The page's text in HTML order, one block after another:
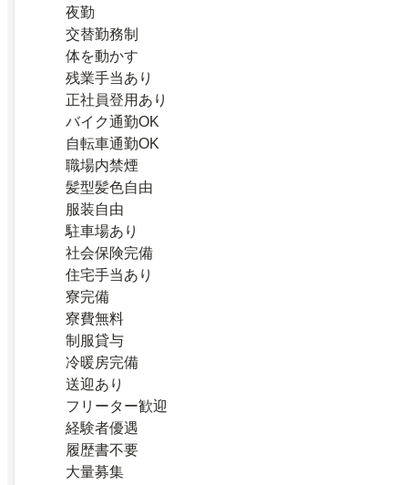
夜勤
交替勤務制
体を動かす
残業手当あり
正社員登用あり
バイク通勤OK
自転車通勤OK
職場内禁煙
髪型髪色自由
服装自由
駐車場あり
社会保険完備
住宅手当あり
寮完備
寮費無料
制服貸与
冷暖房完備
送迎あり
フリーター歓迎
経験者優遇
履歴書不要
大量募集